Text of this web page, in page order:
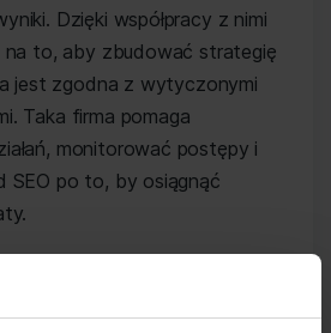
Dzięki współpracy z nimi
na to, aby zbudować strategię
jest zgodna z wytyczonymi
Taka firma pomaga
monitorować postępy i
SEO po to, by osiągnąć